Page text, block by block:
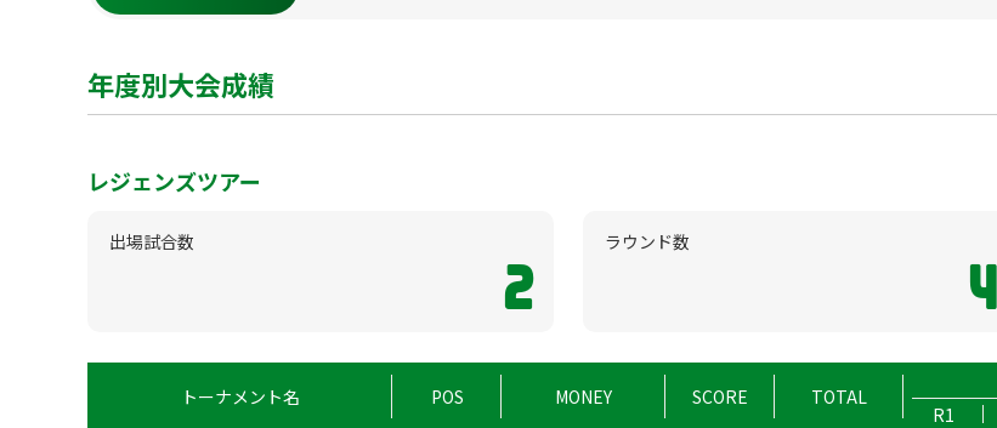
年度別大会成績
レジェンズツアー
出場試合数
2
ラウンド数
4
トーナメント名 POS MONEY SCORE TOTAL
R1